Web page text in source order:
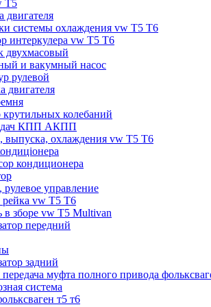
T5
двигателя
системы охлаждения vw T5 T6
интеркулера vw T5 T6
двухмасовый
и вакумный насос
рулевой
двигателя
колебаний
КПП АКПП
выпуска, охлаждения vw T5 T6
кондиционера
рулевое управление
рейка vw T5 T6
в зборе vw T5 Multivan
передний
задний
передача муфта полного привода
система
т5 т6